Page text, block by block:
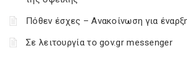
Πόθεν έσχες – Ανακοίνωση για
Σε λειτουργία το gov.gr messenger